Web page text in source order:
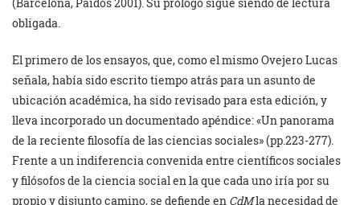
obligada.
El primero de los ensayos, que, como el mismo Ovejero Lucas
señala, había sido escrito tiempo atrás para un asunto de
ubicación académica, ha sido revisado para esta edición, y
lleva incorporado un documentado apéndice: «Un panorama
de la reciente filosofía de las ciencias sociales» (pp.223-277).
Frente a un indiferencia convenida entre científicos sociales
y filósofos de la ciencia social en la que cada uno iría por su
propio y disjunto camino, se defiende en CdMla necesidad de